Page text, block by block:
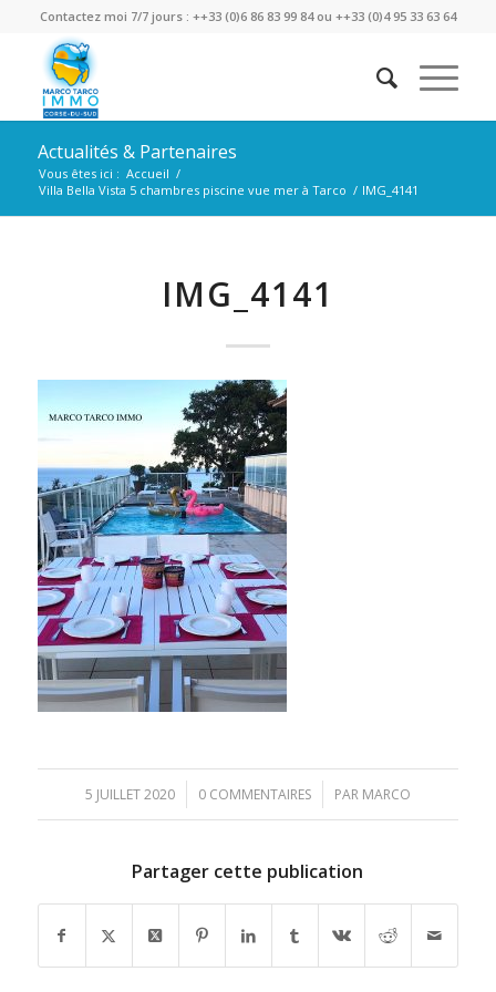
Contactez moi 7/7 jours : ++33 (0)6 86 83 99 84 ou ++33 (0)4 95 33 63 64
Actualités & Partenaires
Vous êtes ici : Accueil /
Villa Bella Vista 5 chambres piscine vue mer à Tarco / IMG_4141
IMG_4141
5 JUILLET 2020
/ 0 COMMENTAIRES
/ PAR MARCO
Partager cette publication